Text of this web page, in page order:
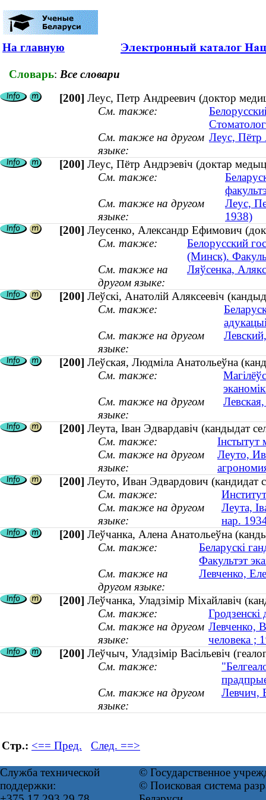
На главную
Словарь: Все словари
[200] Леус, Петр Андреевич (доктор
См. также:
См. также на другом
языке:
Леус, Пётр
[200] Леус, Пётр Андрэевіч (доктар
См. также:
См. также на другом
языке:
Леус,
1938)
[200] Леусенко, Александр Ефимович
См. также:
Белорусский
(Минск).
См. также на
другом языке:
Ляўсенка,
[200] Леўскі, Анатолій Аляксеевіч
См. также:
См. также на другом
языке:
[200] Леўская, Людміла Анатольеўна
См. также:
См. также на другом
языке:
[200] Леута, Іван Эдвардавіч (кандыдат
См. также:
Інстытут
См. также на другом
языке:
Леуто,
[200] Леуто, Иван Эдвардович (кандидат
См. также:
См. также на другом
языке:
Леута,
нар.
[200] Леўчанка, Алена Анатольеўна
См. также:
Беларускі
Факультэт
См. также на
другом языке:
Левченко,
[200] Леўчанка, Уладзімір Міхайлавіч
См. также:
См. также на другом
языке:
Левченко,
человека ;
[200] Леўчыч, Уладзімір Васільевіч
См. также:
См. также на другом
языке:
Левчич,
Стр.: <== Пред. След. ==>
Служба технической
поддержки:
© Государственное
© Поисковая система